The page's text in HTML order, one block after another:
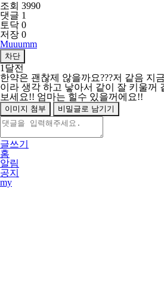
조회 3990
댓글 1
토닥 0
저장 0
Muuumm
차단
1달전
한약은 괜찮제 않을까요???저 같음 지
이라 생각 하고 낳아서 같이 잘 키울꺼
보세요!! 엄마는 힐수 있을꺼에요!!
이미지 첨부 비밀글로 남기기
글쓰기
홈
알림
공지
my